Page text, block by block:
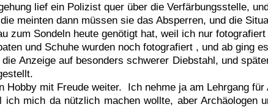
lief ein Polizist quer über die Verfärbungsstelle,
meinten dann müssen sie das Absperren, und die
zum Sondeln heute genötigt hat, weil ich nur
und Schuhe wurden noch fotografiert , und ab ging
Anzeige auf besonders schwerer Diebstahl, und
Hobby mit Freude weiter. Ich nehme ja am Lehrgang
ich mich da nützlich machen wollte, aber Archäologen